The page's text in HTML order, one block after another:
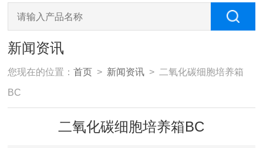
新闻资讯
您现在的位置：首页 > 新闻资讯 > 二氧化碳细胞培养箱
BC
二氧化碳细胞培养箱BC